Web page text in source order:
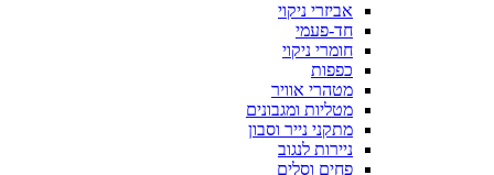
אביזרי ניקוי
חד-פעמי
חומרי ניקוי
כפפות
מטהרי אוויר
מטליות ומגבונים
מתקני נייר וסבון
ניירות לנגוב
פחים וסלים